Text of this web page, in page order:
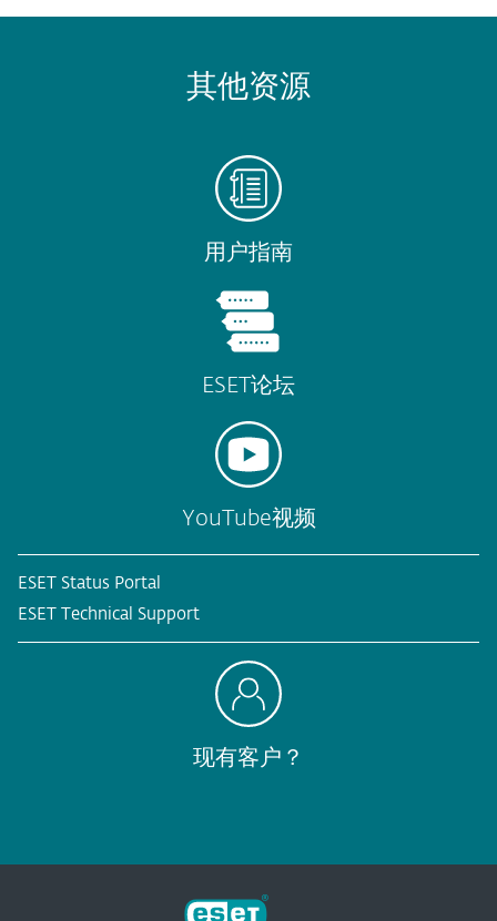
其他资源
用户指南
ESET论坛
YouTube视频
ESET Status Portal
ESET Technical Support
现有客户？